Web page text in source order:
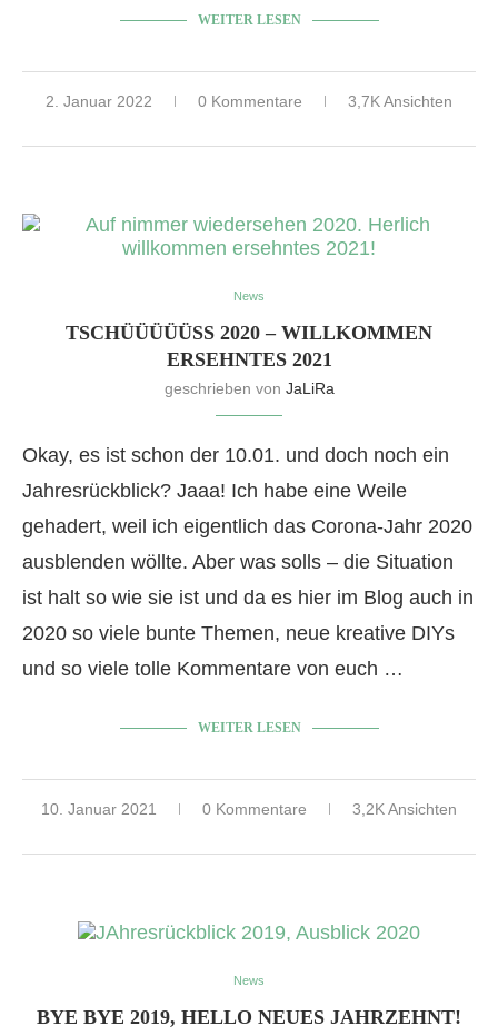
WEITER LESEN
2. Januar 2022 0 Kommentare 3,7K Ansichten
News
TSCHÜÜÜÜÜSS 2020 – WILLKOMMEN E
RSEHNTES 2021
geschrieben von JaLiRa
Okay, es ist schon der 10.01. und doch noch ein
Jahresrückblick? Jaaa! Ich habe eine Weile
gehadert, weil ich eigentlich das Corona-Jahr 2020
ausblenden wöllte. Aber was solls – die Situation
ist halt so wie sie ist und da es hier im Blog auch in
2020 so viele bunte Themen, neue kreative DIYs
und so viele tolle Kommentare von euch …
WEITER LESEN
10. Januar 2021 0 Kommentare 3,2K Ansichten
News
BYE BYE 2019, HELLO NEUES JAHRZEHNT!